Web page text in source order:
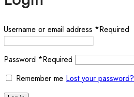
Username or email address *Required
Password *Required
Remember me Lost your password?